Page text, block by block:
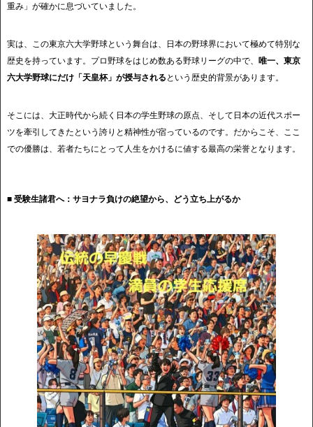
重み」が確かに息づいていました。
実は、この東京六大学野球という舞台は、日本の野球界において極めて特別な
歴史を持っています。プロ野球をはじめ数ある野球リーグの中で、 唯一、東京
六大学野球にだけ「天皇杯」が授与される という歴史的背景があります。
そこには、大正時代から続く日本の学生野球の原点、そして日本の近代スポー
ツを牽引してきたという誇りと精神性が宿っているのです。だからこそ、ここ
での優勝は、若者たちにとって人生をかけるに値する最高の栄誉となります。
■ 受験生諸君へ：サヨナラ負けの絶望から、どう立ち上がるか